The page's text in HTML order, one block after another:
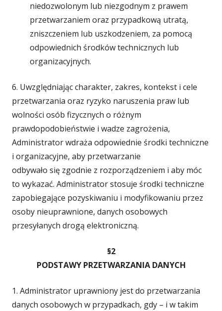
niedozwolonym lub niezgodnym z prawem
przetwarzaniem oraz przypadkową utratą,
zniszczeniem lub uszkodzeniem, za pomocą
odpowiednich środków technicznych lub
organizacyjnych.
6. Uwzględniając charakter, zakres, kontekst i cele
przetwarzania oraz ryzyko naruszenia praw lub
wolności osób fizycznych o różnym
prawdopodobieństwie i wadze zagrożenia,
Administrator wdraża odpowiednie środki techniczne
i organizacyjne, aby przetwarzanie
odbywało się zgodnie z rozporządzeniem i aby móc
to wykazać. Administrator stosuje środki techniczne
zapobiegające pozyskiwaniu i modyfikowaniu przez
osoby nieuprawnione, danych osobowych
przesyłanych drogą elektroniczną.
§2
PODSTAWY PRZETWARZANIA DANYCH
1. Administrator uprawniony jest do przetwarzania
danych osobowych w przypadkach, gdy – i w takim